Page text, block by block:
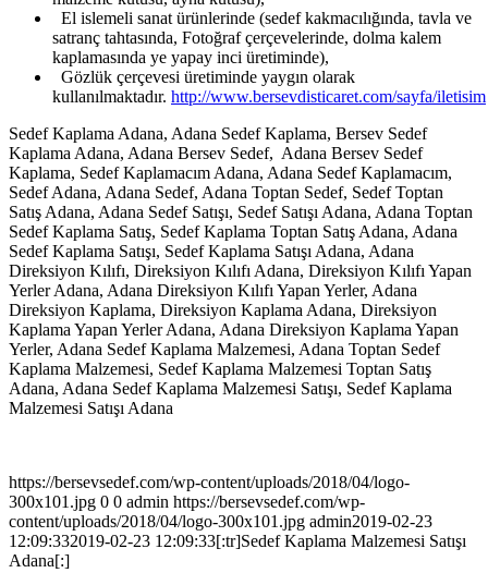
El islemeli sanat ürünlerinde (sedef kakmacılığında, tavla ve
satranç tahtasında, Fotoğraf çerçevelerinde, dolma kalem
kaplamasında ye yapay inci üretiminde),
Gözlük çerçevesi üretiminde yaygın olarak
kullanılmaktadır. http://www.bersevdisticaret.com/sayfa/iletisim
Sedef Kaplama Adana, Adana Sedef Kaplama, Bersev Sedef
Kaplama Adana, Adana Bersev Sedef, Adana Bersev Sedef
Kaplama, Sedef Kaplamacım Adana, Adana Sedef Kaplamacım,
Sedef Adana, Adana Sedef, Adana Toptan Sedef, Sedef Toptan
Satış Adana, Adana Sedef Satışı, Sedef Satışı Adana, Adana Toptan
Sedef Kaplama Satış, Sedef Kaplama Toptan Satış Adana, Adana
Sedef Kaplama Satışı, Sedef Kaplama Satışı Adana, Adana
Direksiyon Kılıfı, Direksiyon Kılıfı Adana, Direksiyon Kılıfı Yapan
Yerler Adana, Adana Direksiyon Kılıfı Yapan Yerler, Adana
Direksiyon Kaplama, Direksiyon Kaplama Adana, Direksiyon
Kaplama Yapan Yerler Adana, Adana Direksiyon Kaplama Yapan
Yerler, Adana Sedef Kaplama Malzemesi, Adana Toptan Sedef
Kaplama Malzemesi, Sedef Kaplama Malzemesi Toptan Satış
Adana, Adana Sedef Kaplama Malzemesi Satışı, Sedef Kaplama
Malzemesi Satışı Adana
https://bersevsedef.com/wp-content/uploads/2018/04/logo-
300x101.jpg 0 0 admin https://bersevsedef.com/wp-
content/uploads/2018/04/logo-300x101.jpg admin2019-02-23
12:09:332019-02-23 12:09:33[:tr]Sedef Kaplama Malzemesi Satışı
Adana[:]